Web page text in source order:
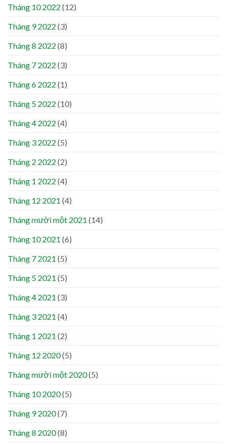
Tháng 10 2022 (12)
Tháng 9 2022 (3)
Tháng 8 2022 (8)
Tháng 7 2022 (3)
Tháng 6 2022 (1)
Tháng 5 2022 (10)
Tháng 4 2022 (4)
Tháng 3 2022 (5)
Tháng 2 2022 (2)
Tháng 1 2022 (4)
Tháng 12 2021 (4)
Tháng mười một 2021 (14)
Tháng 10 2021 (6)
Tháng 7 2021 (5)
Tháng 5 2021 (5)
Tháng 4 2021 (3)
Tháng 3 2021 (4)
Tháng 1 2021 (2)
Tháng 12 2020(5)
Tháng mười một 2020(5)
Tháng 10 2020(5)
Tháng 9 2020(7)
Tháng 8 2020(8)